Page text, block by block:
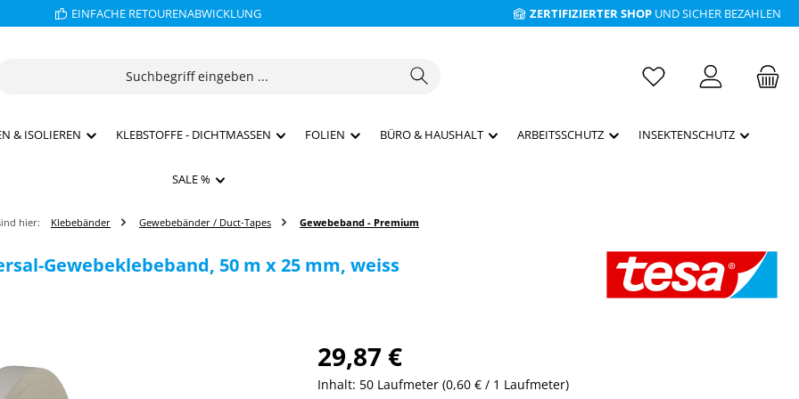
EINFACHE RETOURENABWICKLUNG ZERTIFIZIERTER SHOP UND SICHER BEZAHLEN
& ISOLIEREN KLEBSTOFFE - DICHTMASSEN FOLIEN BÜRO & HAUSHALT ARBEITSSCHUTZ INSEKTENSCHUTZ
SALE %
hier: Klebebänder Gewebebänder / Duct-Tapes Gewebeband - Premium
Gewebeklebeband, 50 m x 25 mm, weiss
29,87 €
Inhalt: 50 Laufmeter (0,60 € / 1 Laufmeter)